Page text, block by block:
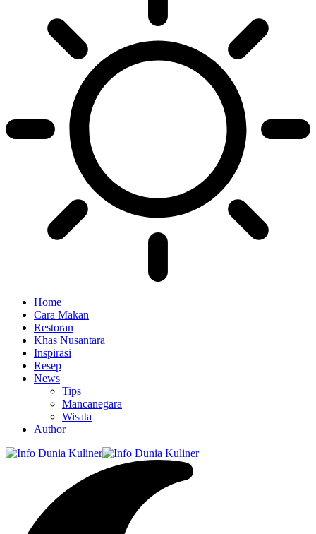
Home
Cara Makan
Restoran
Khas Nusantara
Inspirasi
Resep
News
Tips
Mancanegara
Wisata
Author